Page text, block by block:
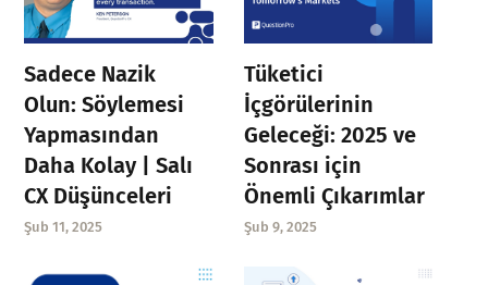
Sadece Nazik
Olun: Söylemesi
Yapmasından
Daha Kolay | Salı
CX Düşünceleri
Şub 11, 2025
Tüketici
İçgörülerinin
Geleceği: 2025 ve
Sonrası için
Önemli Çıkarımlar
Şub 9, 2025